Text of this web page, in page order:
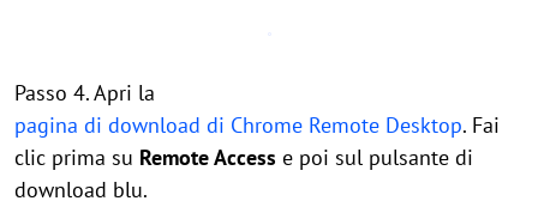
Passo 4. Apri la
pagina di download di Chrome Remote Desktop. Fai
clic prima su Remote Access e poi sul pulsante di
download blu.